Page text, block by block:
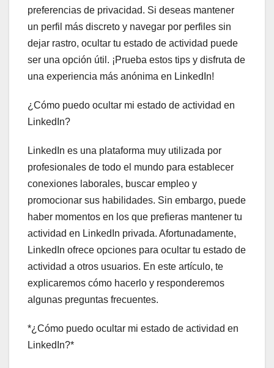
preferencias de privacidad. Si deseas mantener
un perfil más discreto y navegar por perfiles sin
dejar rastro, ocultar tu estado de actividad puede
ser una opción útil. ¡Prueba estos tips y disfruta de
una experiencia más anónima en LinkedIn!
¿Cómo puedo ocultar mi estado de actividad en
LinkedIn?
LinkedIn es una plataforma muy utilizada por
profesionales de todo el mundo para establecer
conexiones laborales, buscar empleo y
promocionar sus habilidades. Sin embargo, puede
haber momentos en los que prefieras mantener tu
actividad en LinkedIn privada. Afortunadamente,
LinkedIn ofrece opciones para ocultar tu estado de
actividad a otros usuarios. En este artículo, te
explicaremos cómo hacerlo y responderemos
algunas preguntas frecuentes.
*¿Cómo puedo ocultar mi estado de actividad en
LinkedIn?*